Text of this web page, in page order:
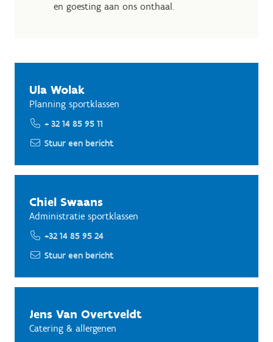
en goesting aan ons onthaal.
Ula Wolak
Planning sportklassen
+ 32 14 85 95 11
Stuur een bericht
Chiel Swaans
Administratie sportklassen
+32 14 85 95 24
Stuur een bericht
Jens Van Overtveldt
Catering & allergenen